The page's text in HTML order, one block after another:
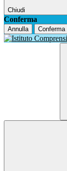
Chiudi
Conferma
Annulla Conferma